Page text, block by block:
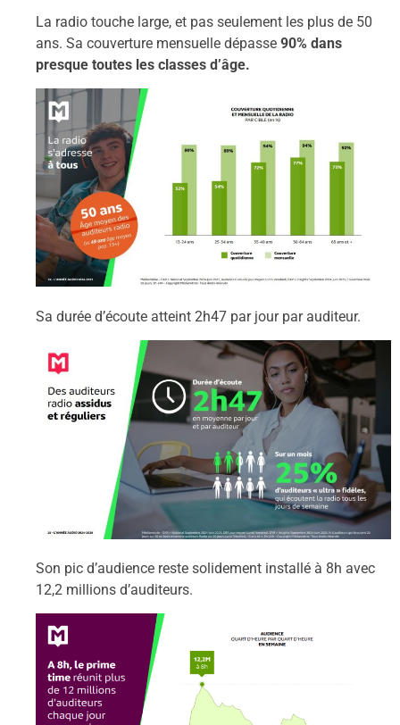
La radio touche large, et pas seulement les plus de 50
ans. Sa couverture mensuelle dépasse 90% dans
presque toutes les classes d’âge.
Sa durée d’écoute atteint 2h47 par jour par auditeur.
Son pic d’audience reste solidement installé à 8h avec
12,2 millions d’auditeurs.